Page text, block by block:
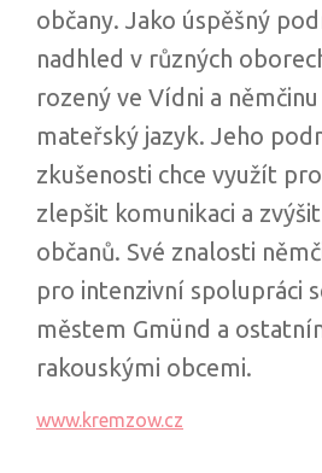
občany. Jako úspěšný
nadhled v různých
rozený ve Vídni a
mateřský jazyk. Jeho
zkušenosti chce využít
zlepšit komunikaci a
občanů. Své znalosti
pro intenzivní spolupráci
městem Gmünd a
rakouskými obcemi.
www.kremzow.cz